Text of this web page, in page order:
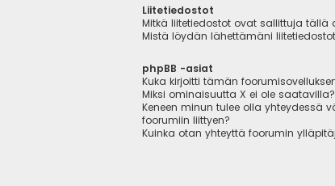
Liitetiedostot
Mitkä liitetiedostot ovat sallittuja tällä
Mistä löydän lähettämäni
phpBB -asiat
Kuka kirjoitti tämän
Miksi ominaisuutta X ei ole saatavilla?
Keneen minun tulee olla yhteydessä
foorumiin liittyen?
Kuinka otan yhteyttä foorumin